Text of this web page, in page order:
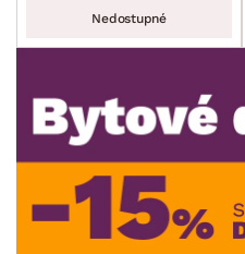
ROZMĚRY
STYL
Nedostupné